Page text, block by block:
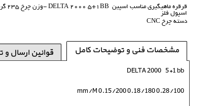
قرقره ماهیگیری مناسب اسپین DELTA 2000 5+1BB -وزن چرخ 235 گرم
اسپول فلز
دسته چرخ CNC
مشخصات فنی و توضیحات کامل قوانین ارسال
DELTA 2000 5+1 bb
mm/M 0.15/200 0.18/180 0.28/100